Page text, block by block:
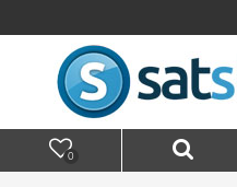
0